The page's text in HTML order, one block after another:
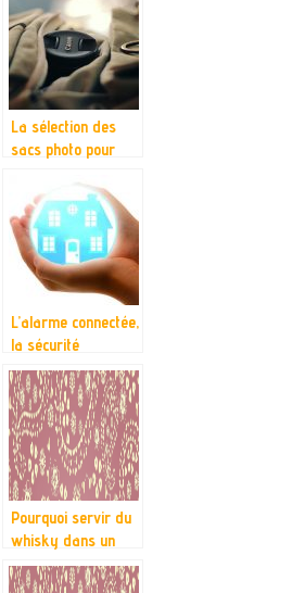
La sélection des
sacs photo pour
L’alarme connectée,
la sécurité
révolutionnée grâce
aux high-tech
Pourquoi servir du
whisky dans un
verre particulier ?